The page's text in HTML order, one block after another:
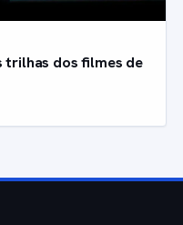
trilhas dos filmes de